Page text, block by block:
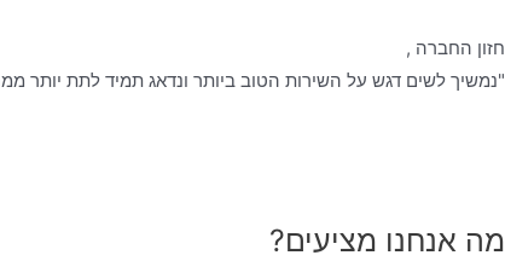
חזון החברה ,
"נמשיך לשים דגש על השירות הטוב ביותר ונדאג תמיד לתת יותר
מה אנחנו מציעים?